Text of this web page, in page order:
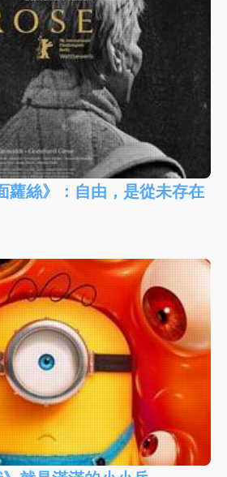
蘿絲》：自由，是從未存在